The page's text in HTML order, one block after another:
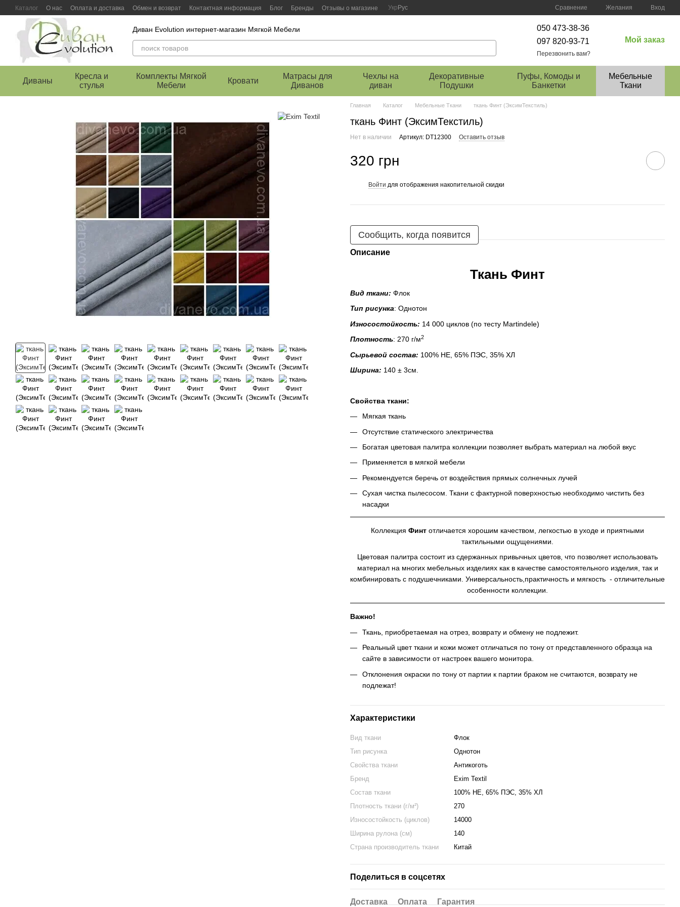
Перейти к основному контенту
Каталог О нас Оплата и доставка Обмен и возврат Контактная информация Блог Бренды Отзывы о магазине Укр Рус Сравнение Желания Вход
Диван Evolution интернет-магазин Мягкой Мебели
050 473-38-36
097 820-93-71
Перезвонить вам?
Мой заказ
Диваны
Кресла и
стулья
Комплекты Мягкой
Мебели
Кровати
Матрасы для
Диванов
Чехлы на
диван
Декоративные
Подушки
Пуфы, Комоды и
Банкетки
Мебельные
Ткани
Главная Каталог Мебельные Ткани ткань Финт (ЭксимТекстиль)
ткань Финт (ЭксимТекстиль)
Нет в наличии Артикул: DT12300 Оставить отзыв
320 грн
Войти для отображения накопительной скидки
Сообщить, когда появится
Описание
Ткань Финт
Вид ткани: Флок
Тип рисунка: Однотон
Износостойкость: 14 000 циклов (по тесту Martindele)
Плотность: 270 г/м2
Сырьевой состав: 100% НЕ, 65% ПЭС, 35% ХЛ
Ширина: 140 ± 3см.
Свойства ткани:
Мягкая ткань
Отсутствие статического электричества
Богатая цветовая палитра коллекции позволяет выбрать материал на любой вкус
Применяется в мягкой мебели
Рекомендуется беречь от воздействия прямых солнечных лучей
Сухая чистка пылесосом. Ткани с фактурной поверхностью необходимо чистить без
насадки
Коллекция Финт отличается хорошим качеством, легкостью в уходе и приятными
тактильными ощущениями.
Цветовая палитра состоит из сдержанных привычных цветов, что позволяет использовать
материал на многих мебельных изделиях как в качестве самостоятельного изделия, так и
комбинировать с подушечниками. Универсальность,практичность и мягкость - отличительные
особенности коллекции.
Важно!
Ткань, приобретаемая на отрез, возврату и обмену не подлежит.
Реальный цвет ткани и кожи может отличаться по тону от представленного образца на
сайте в зависимости от настроек вашего монитора.
Отклонения окраски по тону от партии к партии браком не считаются, возврату не
подлежат!
Характеристики
Вид ткани
Флок
Тип рисунка
Однотон
Свойства ткани
Антикоготь
Бренд
Exim Textil
Состав ткани
100% НЕ, 65% ПЭС, 35% ХЛ
Плотность ткани (г/м²)
270
Износостойкость (циклов)
14000
Ширина рулона (см)
140
Страна производитель ткани
Китай
Поделиться в соцсетях
Доставка Оплата
Гарантия